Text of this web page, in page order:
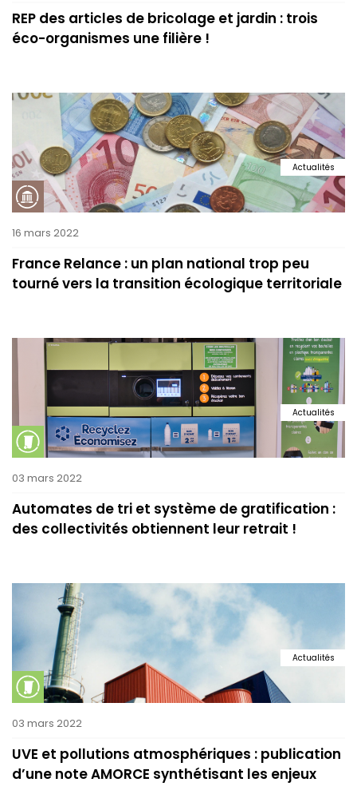
REP des articles de bricolage et jardin : trois
éco-organismes une filière !
Actualités
16 mars 2022
France Relance : un plan national trop peu
tourné vers la transition écologique territoriale
Actualités
03 mars 2022
Automates de tri et système de gratification :
des collectivités obtiennent leur retrait !
Actualités
03 mars 2022
UVE et pollutions atmosphériques : publication
d’une note AMORCE synthétisant les enjeux